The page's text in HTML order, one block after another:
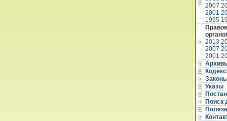
2007
2001
1995
2013
2007
2001
Указы
Поиск